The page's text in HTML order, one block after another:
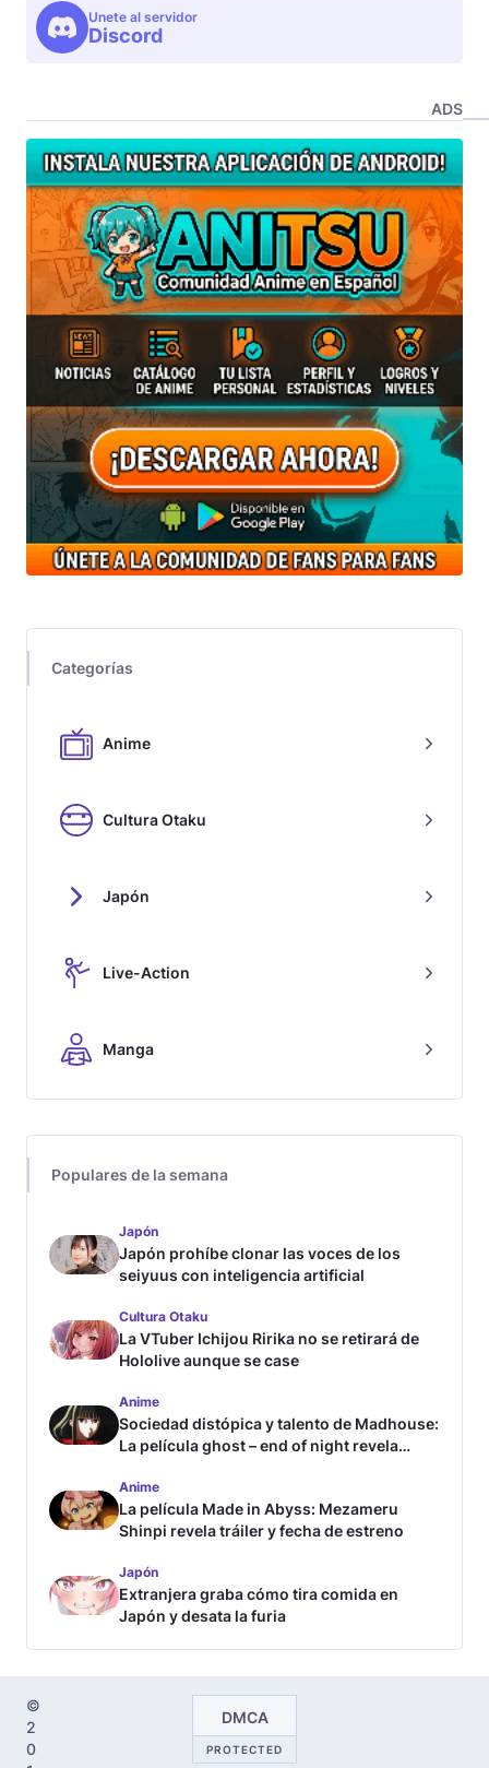
Unete al servidor
Discord
ADS
Categorías
Anime
Cultura Otaku
Japón
Live-Action
Manga
Populares de la semana
Japón
Japón prohíbe clonar las voces de los
seiyuus con inteligencia artificial
Cultura Otaku
La VTuber Ichijou Ririka no se retirará de
Hololive aunque se case
Anime
Sociedad distópica y talento de Madhouse:
La película ghost – end of night revela
Anime
La película Made in Abyss: Mezameru
Shinpi revela tráiler y fecha de estreno
Japón
Extranjera graba cómo tira comida en
Japón y desata la furia
©
2
0
DMCA
PROTECTED